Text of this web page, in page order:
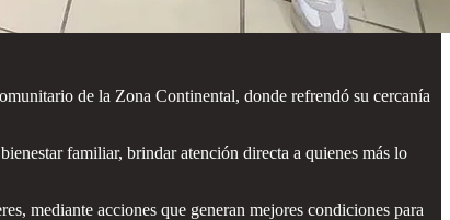
de la Zona Continental, donde refrendó su cercanía
familiar, brindar atención directa a quienes más lo
mediante acciones que generan mejores condiciones para